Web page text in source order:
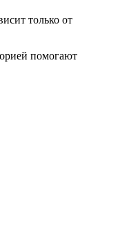
только от
помогают